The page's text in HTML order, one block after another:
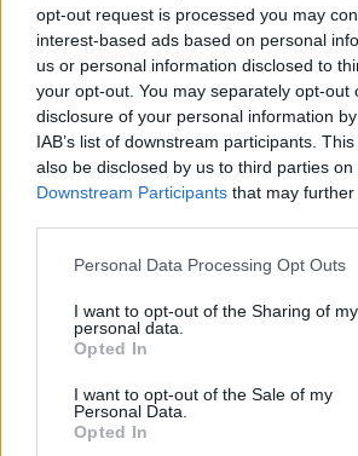
opt-out request is processed you may
interest-based ads based on personal
us or personal information disclosed to
your opt-out. You may separately opt-out
disclosure of your personal information
IAB’s list of downstream participants.
also be disclosed by us to third parties on
Downstream Participants that may
Personal Data Processing Opt Outs
I want to opt-out of the Sharing of my
personal data.
Opted In
I want to opt-out of the Sale of my
Personal Data.
Opted In
Júniusban 2.2 százalékkal csökkentek
az USA-ban (az élelmiszerek közül a
százalékos csökkenést a friss és a
kategóriájában mérték), ami miatt az
árindex a vártnál nagyobb, 0.5
jelzett. Az élelmiszerárakkal
is csökkenetek (az előző hónap...
A keresett cikk a portfolio.hu
tartozik, melynek olvasása
regisztrációhoz kötött.
Az előfizetés a következőket